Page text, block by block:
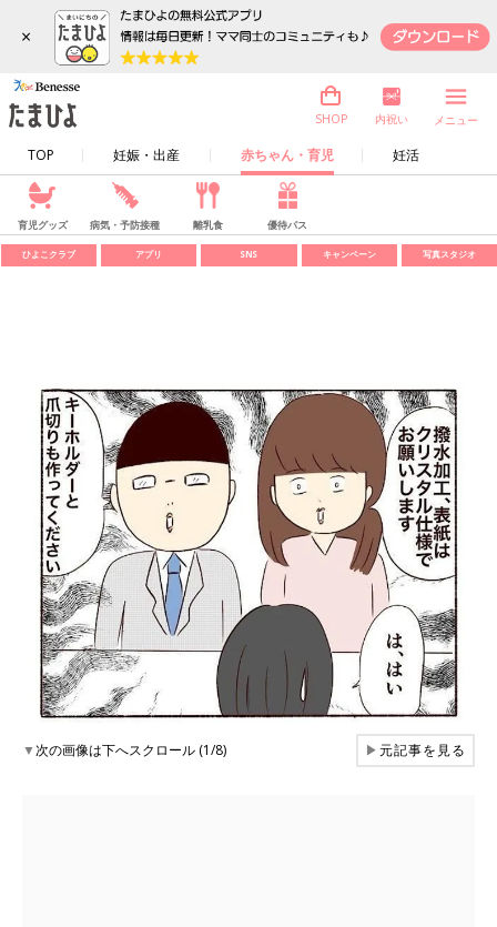
×
TOP 妊娠・出産 赤ちゃん・育児 妊活
SHOP 内祝い メニュー
育児グッズ 病気・予防接種 離乳食 優待パス
ひよこクラブ アプリ SNS キャンペーン 写真スタジオ
▼次の画像は下へスクロール (1/8) ▶元記事を見る